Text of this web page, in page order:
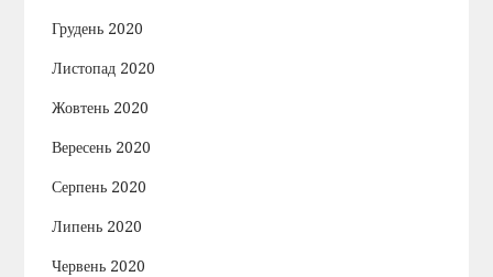
Грудень 2020
Листопад 2020
Жовтень 2020
Вересень 2020
Серпень 2020
Липень 2020
Червень 2020